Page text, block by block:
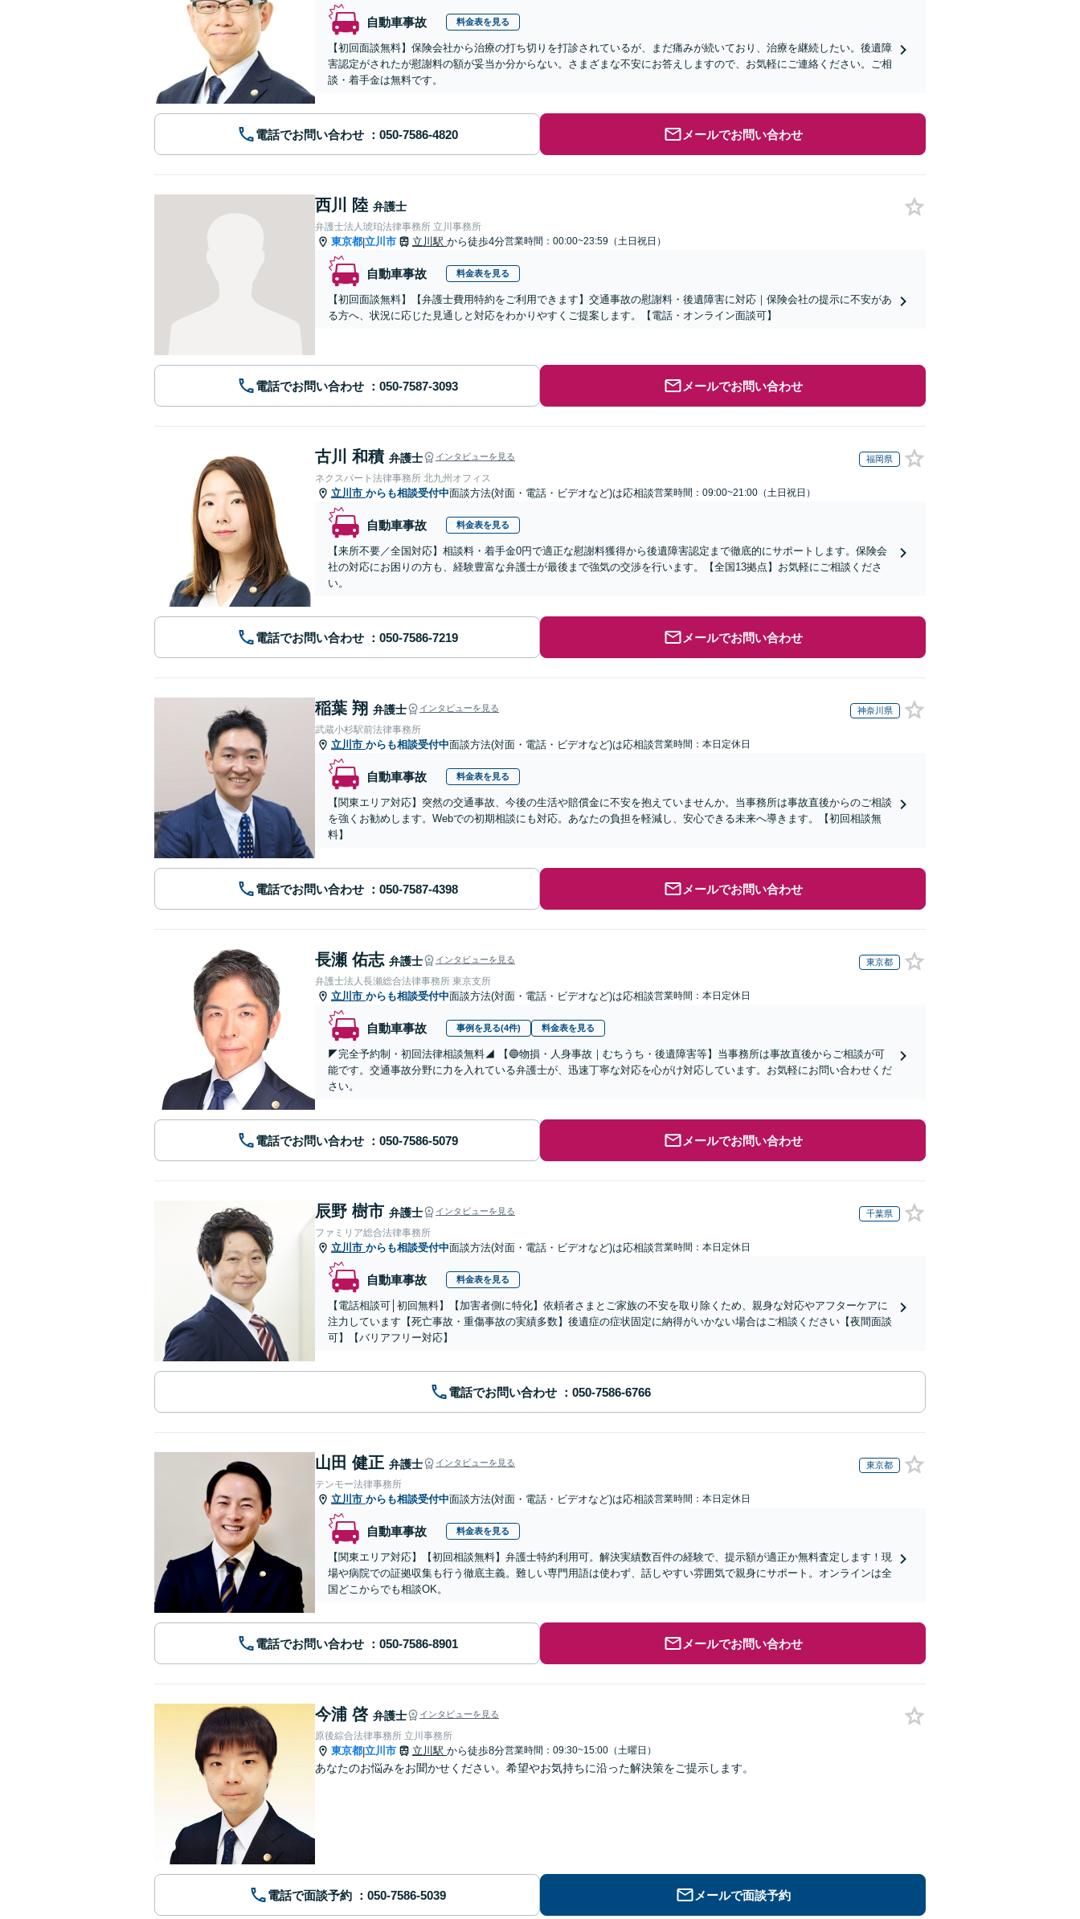
自動車事故 料金表を見る
【初回面談無料】保険会社から治療の打ち切りを打診されているが、まだ痛みが続いており、治療を継続したい。後遺障
害認定がされたが慰謝料の額が妥当か分からない。さまざまな不安にお答えしますので、お気軽にご連絡ください。ご相
談・着手金は無料です。
電話でお問い合わせ メールでお問い合わせ
西川 陸 弁護士
弁護士法人琥珀法律事務所 立川事務所
東京都|立川市 立川駅 から徒歩4分営業時間：00:00~23:59（土日祝日）
自動車事故 料金表を見る
【初回面談無料】【弁護士費用特約をご利用できます】交通事故の慰謝料・後遺障害に対応｜保険会社の提示に不安があ
る方へ、状況に応じた見通しと対応をわかりやすくご提案します。【電話・オンライン面談可】
電話でお問い合わせ メールでお問い合わせ
古川 和積 弁護士 インタビューを見る 福岡県
ネクスパート法律事務所 北九州オフィス
立川市 からも相談受付中面談方法(対面・電話・ビデオなど)は応相談営業時間：09:00~21:00（土日祝日）
自動車事故 料金表を見る
【来所不要／全国対応】相談料・着手金0円で適正な慰謝料獲得から後遺障害認定まで徹底的にサポートします。保険会
社の対応にお困りの方も、経験豊富な弁護士が最後まで強気の交渉を行います。【全国13拠点】お気軽にご相談くださ
い。
電話でお問い合わせ メールでお問い合わせ
稲葉 翔 弁護士 インタビューを見る 神奈川県
武蔵小杉駅前法律事務所
立川市 からも相談受付中面談方法(対面・電話・ビデオなど)は応相談営業時間：本日定休日
自動車事故 料金表を見る
【関東エリア対応】突然の交通事故、今後の生活や賠償金に不安を抱えていませんか。当事務所は事故直後からのご相談
を強くお勧めします。Webでの初期相談にも対応。あなたの負担を軽減し、安心できる未来へ導きます。【初回相談無
料】
電話でお問い合わせ メールでお問い合わせ
長瀬 佑志 弁護士 インタビューを見る 東京都
弁護士法人長瀬総合法律事務所 東京支所
立川市 からも相談受付中面談方法(対面・電話・ビデオなど)は応相談営業時間：本日定休日
自動車事故 事例を見る(4件) 料金表を見る
◤完全予約制・初回法律相談無料◢ 【🔵物損・人身事故｜むちうち・後遺障害等】当事務所は事故直後からご相談が可
能です。交通事故分野に力を入れている弁護士が、迅速丁寧な対応を心がけ対応しています。お気軽にお問い合わせくだ
さい。
電話でお問い合わせ メールでお問い合わせ
辰野 樹市 弁護士 インタビューを見る 千葉県
ファミリア総合法律事務所
立川市 からも相談受付中面談方法(対面・電話・ビデオなど)は応相談営業時間：本日定休日
自動車事故 料金表を見る
【電話相談可│初回無料】【加害者側に特化】依頼者さまとご家族の不安を取り除くため、親身な対応やアフターケアに
注力しています【死亡事故・重傷事故の実績多数】後遺症の症状固定に納得がいかない場合はご相談ください【夜間面談
可】【バリアフリー対応】
電話でお問い合わせ
山田 健正 弁護士 インタビューを見る 東京都
テンモー法律事務所
立川市 からも相談受付中面談方法(対面・電話・ビデオなど)は応相談営業時間：本日定休日
自動車事故 料金表を見る
【関東エリア対応】【初回相談無料】弁護士特約利用可。解決実績数百件の経験で、提示額が適正か無料査定します！現
場や病院での証拠収集も行う徹底主義。難しい専門用語は使わず、話しやすい雰囲気で親身にサポート。オンラインは全
国どこからでも相談OK。
電話でお問い合わせ メールでお問い合わせ
今浦 啓 弁護士 インタビューを見る
原後綜合法律事務所 立川事務所
東京都|立川市 立川駅 から徒歩8分営業時間：09:30~15:00（土曜日）
あなたのお悩みをお聞かせください。希望やお気持ちに沿った解決策をご提示します。
電話で面談予約 メールで面談予約